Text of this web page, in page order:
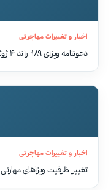
اخبار و تغییرات مهاجرتی
دعوتنامه ویزای ۱۸۹: راند ۴ ژوئن ۲۰۲۶
اخبار و تغییرات مهاجرتی
تغییر ظرفیت ویزاهای مهارتی و